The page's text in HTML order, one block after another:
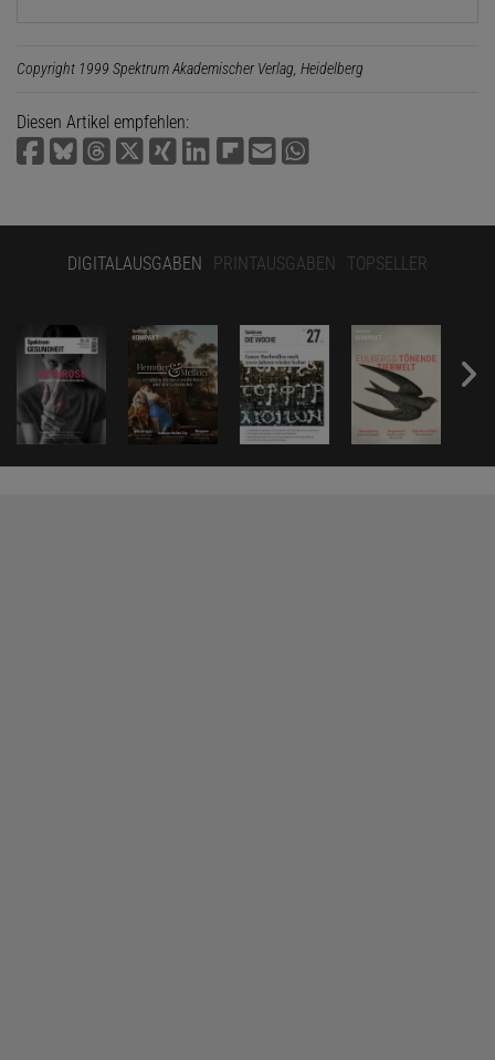
Copyright 1999 Spektrum Akademischer Verlag, Heidelberg
Diesen Artikel empfehlen:
DIGITALAUSGABEN PRINTAUSGABEN TOPSELLER